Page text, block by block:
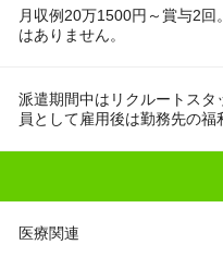
月収例20万1500円～賞与2
はありません。
派遣期間中はリクルートス
員として雇用後は勤務先の福
医療関連